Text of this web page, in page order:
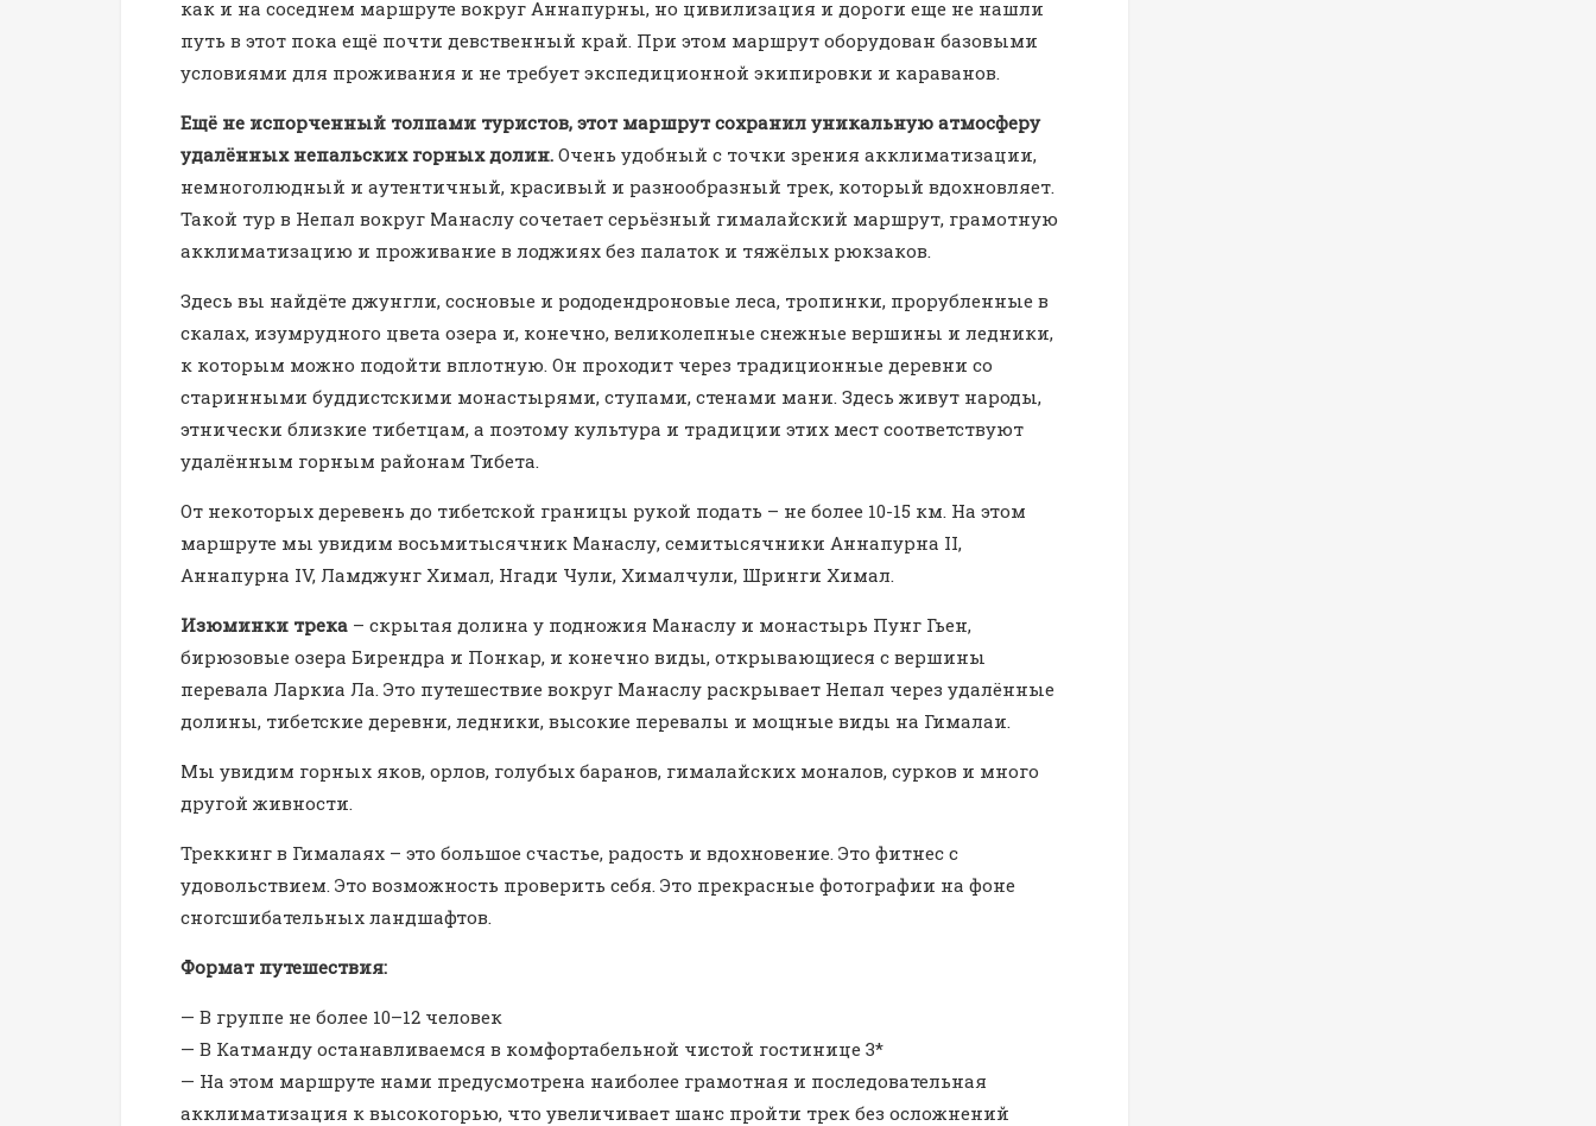
как и на соседнем маршруте вокруг Аннапурны, но цивилизация и дороги еще не нашли
путь в этот пока ещё почти девственный край. При этом маршрут оборудован базовыми
условиями для проживания и не требует экспедиционной экипировки и караванов.
Ещё не испорченный толпами туристов, этот маршрут сохранил уникальную атмосферу
удалённых непальских горных долин. Очень удобный с точки зрения акклиматизации,
немноголюдный и аутентичный, красивый и разнообразный трек, который вдохновляет.
Такой тур в Непал вокруг Манаслу сочетает серьёзный гималайский маршрут, грамотную
акклиматизацию и проживание в лоджиях без палаток и тяжёлых рюкзаков.
Здесь вы найдёте джунгли, сосновые и рододендроновые леса, тропинки, прорубленные в
скалах, изумрудного цвета озера и, конечно, великолепные снежные вершины и ледники,
к которым можно подойти вплотную. Он проходит через традиционные деревни со
старинными буддистскими монастырями, ступами, стенами мани. Здесь живут народы,
этнически близкие тибетцам, а поэтому культура и традиции этих мест соответствуют
удалённым горным районам Тибета.
От некоторых деревень до тибетской границы рукой подать – не более 10-15 км. На этом
маршруте мы увидим восьмитысячник Манаслу, семитысячники Аннапурна II,
Аннапурна IV, Ламджунг Химал, Нгади Чули, Хималчули, Шринги Химал.
Изюминки трека – скрытая долина у подножия Манаслу и монастырь Пунг Гьен,
бирюзовые озера Бирендра и Понкар, и конечно виды, открывающиеся с вершины
перевала Ларкиа Ла. Это путешествие вокруг Манаслу раскрывает Непал через удалённые
долины, тибетские деревни, ледники, высокие перевалы и мощные виды на Гималаи.
Мы увидим горных яков, орлов, голубых баранов, гималайских моналов, сурков и много
другой живности.
Треккинг в Гималаях – это большое счастье, радость и вдохновение. Это фитнес с
удовольствием. Это возможность проверить себя. Это прекрасные фотографии на фоне
сногсшибательных ландшафтов.
Формат путешествия:
— В группе не более 10–12 человек
— В Катманду останавливаемся в комфортабельной чистой гостинице 3*
— На этом маршруте нами предусмотрена наиболее грамотная и последовательная
акклиматизация к высокогорью, что увеличивает шанс пройти трек без осложнений